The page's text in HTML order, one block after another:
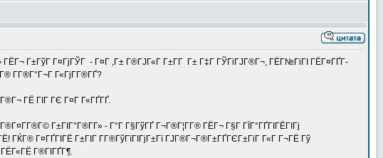
ГЁГ¬ Г±ГўГ Г¤ГјГЎГ - Г¤Г ,Г± Г®ГЈГ«Г Г±Г­Г Г± Г‡Г ГЎГіГЈГ®Г¬, ГЁГ№ГіГІ ГЁГ¤ГҐГ­
Г­Г®Г°Г¬Г Г«ГјГ­Г®ГҐ?
ГЁ ГІГ ГЄ Г¤Г Г«ГҐГҐ.
Г±ГІГ°Г®Г­Г» - Г°Г Г§ГўГҐ Г¬Г®Г¦Г­Г® ГЁГ¬ Г§Г ГЇГ°ГҐГІГЁГІГј
ГЌГ® Г¤ГҐГІГЁ Г±ГІГ Г­Г®ГўГїГІГјГ±Гї ГЈГ®Г¬Г®Г±ГҐГЄГ±ГіГ Г«Г Г¬ГЁ Гў
ГЁГ«ГЁ Г®ГІГҐГ¶.